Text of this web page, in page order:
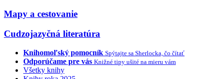
Mapy a cestovanie
Cudzojazyčná literatúra
Knihomoľský pomocník Spýtajte sa Sherlocka, čo čítať
Odporúčame pre vás Knižné tipy ušité na mieru vám
Všetky knihy